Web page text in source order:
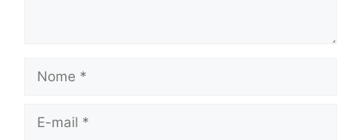
Nome